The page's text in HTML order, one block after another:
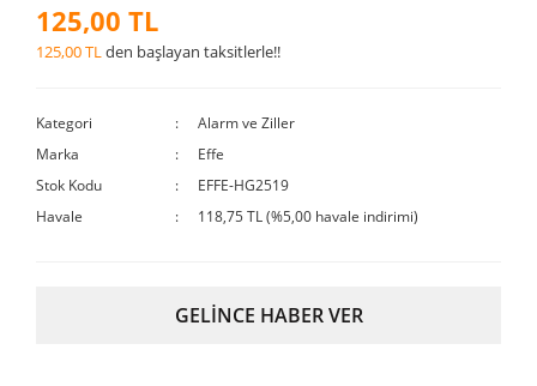
125,00 TL
125,00 TLden başlayan taksitlerle!!
Kategori
Alarm ve Ziller
Marka
Effe
Stok Kodu
EFFE-HG2519
Havale
118,75 TL (%5,00 havale indirimi)
GELİNCE HABER VER